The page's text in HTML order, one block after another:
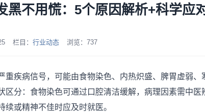
黑不用慌：5个原因解析+科学应
栏目： 行业动态 浏览： 737
重疾病信号，可能由食物染色、内热炽盛、脾胃虚弱
区分：食物染色可通过口腔清洁缓解，病理因素需中
续或精神不佳时应及时就医。